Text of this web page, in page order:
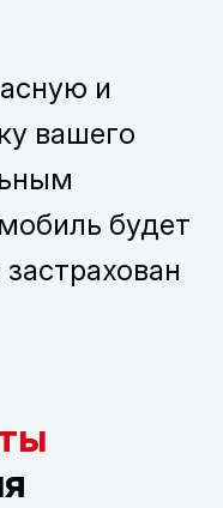
и
вашего
будет